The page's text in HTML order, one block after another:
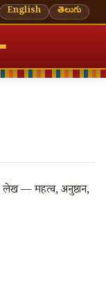
— आज के दर्शन समय🔔 नवरात्रि
English తెలుగు
— महत्व, अनुष्ठान,